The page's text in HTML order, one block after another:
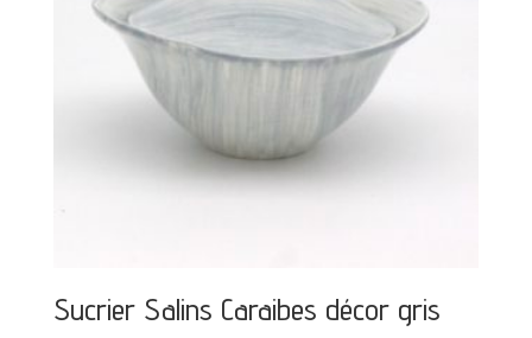
Sucrier Salins Caraibes décor gris